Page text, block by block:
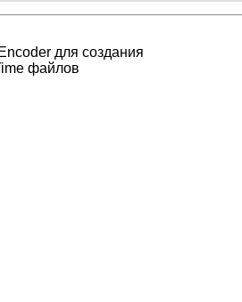
для создания
файлов